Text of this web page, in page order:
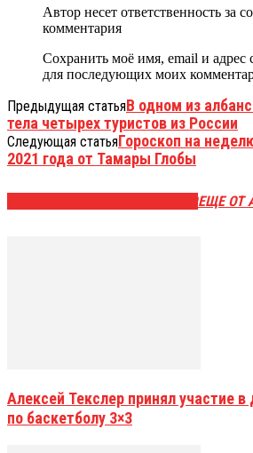
Автор несет ответственность за
комментария
Сохранить моё имя, email и адрес
для последующих моих
Предыдущая статьяВ одном из
тела четырех туристов из России
Следующая статьяГороскоп на
2021 года от Тамары Глобы
ЕЩЕ ОТ
Алексей Текслер принял участие
по баскетболу 3×3